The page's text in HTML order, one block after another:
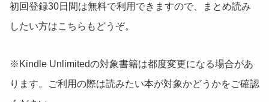
初回登録30日間は無料で利用できますので、まとめ読み
したい方はこちらもどうぞ。
※Kindle Unlimitedの対象書籍は都度変更になる場合があ
ります。ご利用の際は読みたい本が対象かどうかをご確認